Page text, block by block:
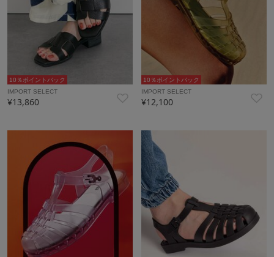
10％ポイントバック
IMPORT SELECT
¥13,860
10％ポイントバック
IMPORT SELECT
¥12,100